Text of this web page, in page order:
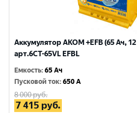
Аккумулятор AKOM +EFB (65 Ач,
арт.6СТ-65VL EFBL
Емкость:65 Ач
Пусковой ток:650 A
8 000руб.
7 415 руб.